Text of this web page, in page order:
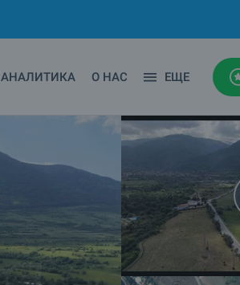
АНАЛИТИКА О НАС ЕЩЕ